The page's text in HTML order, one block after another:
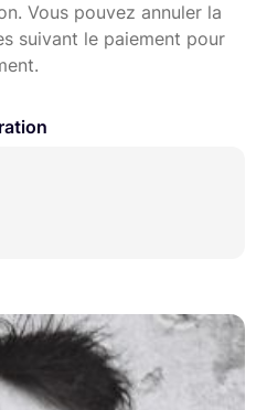
Vous pouvez annuler la
suivant le paiement pour